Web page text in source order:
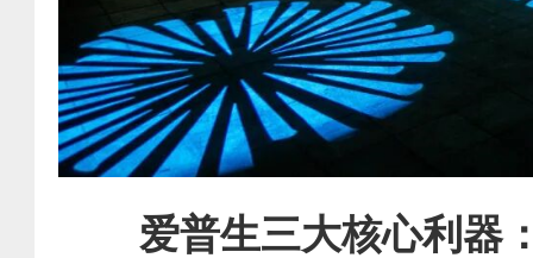
爱普生三大核心利器